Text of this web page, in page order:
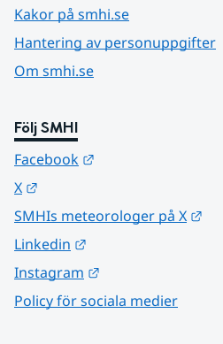
Kakor på smhi.se
Hantering av personuppgifter
Om smhi.se
Följ SMHI
Facebook
X
SMHIs meteorologer på X
Linkedin
Instagram
Policy för sociala medier